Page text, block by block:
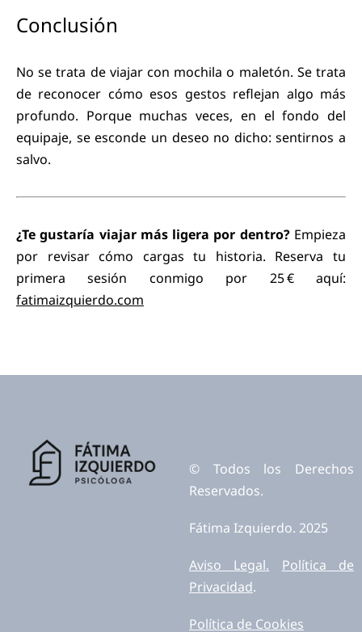
Conclusión
No se trata de viajar con mochila o maletón. Se trata
de reconocer cómo esos gestos reflejan algo más
profundo. Porque muchas veces, en el fondo del
equipaje, se esconde un deseo no dicho: sentirnos a
salvo.
¿Te gustaría viajar más ligera por dentro?Empieza
por revisar cómo cargas tu historia. Reserva tu
primera sesión conmigo por 25 € aquí:
fatimaizquierdo.com
© Todos los Derechos
Reservados.
Fátima Izquierdo. 2025
Aviso Legal.
Política de
Privacidad.
Política de Cookies